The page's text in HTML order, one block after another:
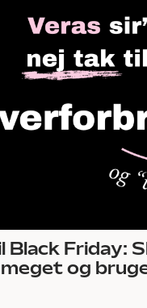
Black Friday:
og